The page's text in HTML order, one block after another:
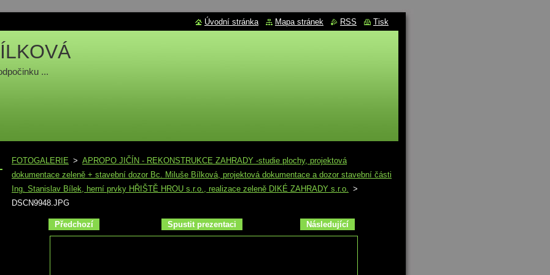
...
FOTOGALERIE > APROPO JIČÍN - REKONSTRUKCE ZAHRADY -studie plochy, projektová
dokumentace zeleně + stavební dozor Bc. Miluše Bílková, projektová dokumentace a dozor stavební části
Ing. Stanislav Bílek, herní prvky HŘIŠTĚ HROU s.r.o., realizace zeleně DIKÉ ZAHRADY s.r.o. >
DSCN9948.JPG
Předchozí Spustit prezentaci Následující
Úvodní stránka Mapa stránek RSS Tisk